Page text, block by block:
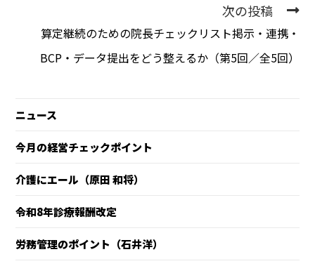
次の投稿
算定継続のための院長チェックリスト――掲示・連携・
BCP・データ提出をどう整えるか（第5回／全5回）
ニュース
今月の経営チェックポイント
介護にエール（原田 和将）
令和8年診療報酬改定
労務管理のポイント（石井洋）